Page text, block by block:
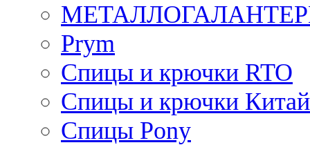
Prym
Спицы и крючки RTO
Спицы и крючки Китай
Спицы Pony